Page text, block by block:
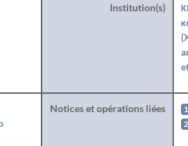
Institution(s)
Notices et opérations liées